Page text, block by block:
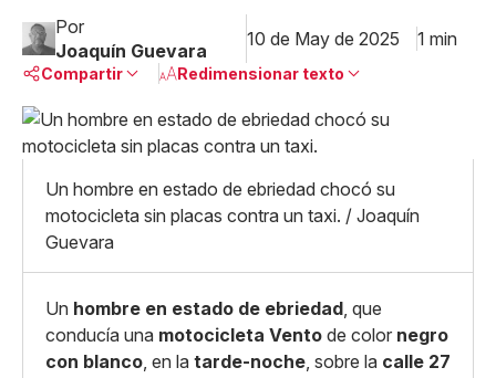
Por
Joaquín Guevara
10 de May de 2025 1 min
Compartir
Linkedin
X
Whatsapp
Copiar enlace
Redimensionar texto
Pequeño
Mediano
Grande
Un hombre en estado de ebriedad chocó su
motocicleta sin placas contra un taxi. / Joaquín
Guevara
Un hombre en estado de ebriedad, que
conducía una motocicleta Vento de color negro
con blanco, en la tarde-noche, sobre la calle 27